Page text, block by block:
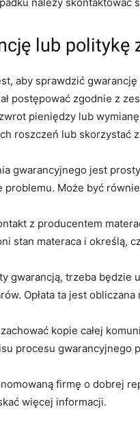
należy skontaktować
lub politykę
aby sprawdzić
postępować zgodnie z
pieniędzy lub
roszczeń lub skorzystać
gwarancyjnego jest
problemu. Może być
z producentem
stan materaca i określą,
gwarancją, trzeba będzie
Opłata ta jest
kopie całej
procesu gwarancyjnego
firmę o dobrej
więcej informacji.